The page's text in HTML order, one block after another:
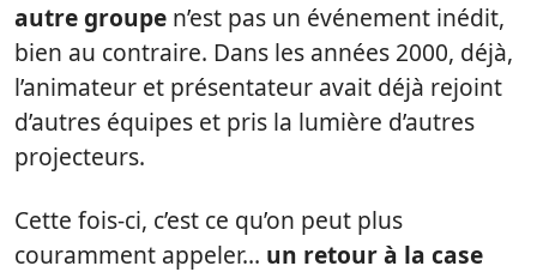
autre groupe n’est pas un événement inédit,
bien au contraire. Dans les années 2000, déjà,
l’animateur et présentateur avait déjà rejoint
d’autres équipes et pris la lumière d’autres
projecteurs.
Cette fois-ci, c’est ce qu’on peut plus
couramment appeler… un retour à la case